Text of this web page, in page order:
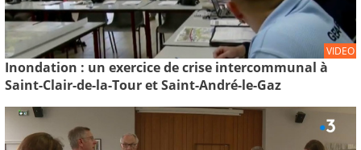
VIDEO
Inondation : un exercice de crise intercommunal à
Saint-Clair-de-la-Tour et Saint-André-le-Gaz